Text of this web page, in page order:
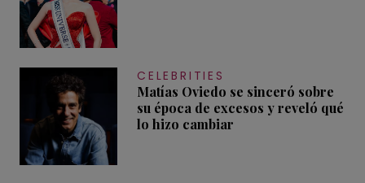
CELEBRITIES
Matías Oviedo se sinceró sobre
su época de excesos y reveló qué
lo hizo cambiar